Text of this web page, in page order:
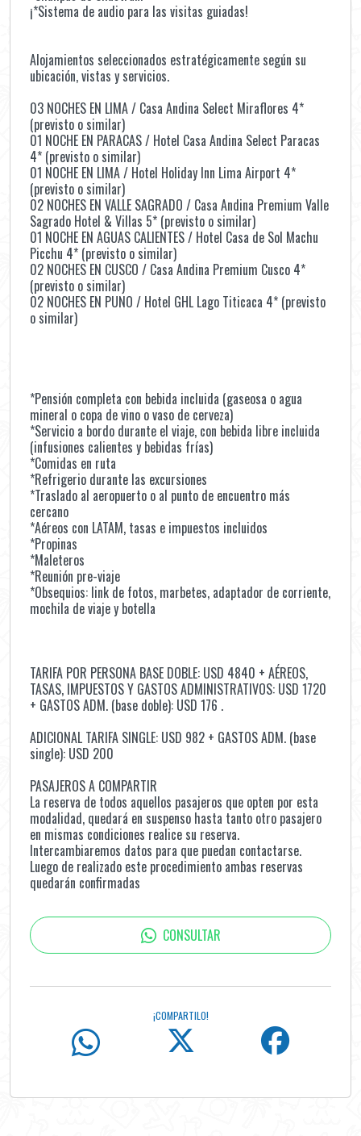
¡*Sistema de audio para las visitas guiadas!
Alojamientos seleccionados estratégicamente según su
ubicación, vistas y servicios.
03 NOCHES EN LIMA / Casa Andina Select Miraflores 4*
(previsto o similar)
01 NOCHE EN PARACAS / Hotel Casa Andina Select Paracas
4* (previsto o similar)
01 NOCHE EN LIMA / Hotel Holiday Inn Lima Airport 4*
(previsto o similar)
02 NOCHES EN VALLE SAGRADO / Casa Andina Premium Valle
Sagrado Hotel & Villas 5* (previsto o similar)
01 NOCHE EN AGUAS CALIENTES / Hotel Casa de Sol Machu
Picchu 4* (previsto o similar)
02 NOCHES EN CUSCO / Casa Andina Premium Cusco 4*
(previsto o similar)
02 NOCHES EN PUNO / Hotel GHL Lago Titicaca 4* (previsto
o similar)
*Pensión completa con bebida incluida (gaseosa o agua
mineral o copa de vino o vaso de cerveza)
*Servicio a bordo durante el viaje, con bebida libre incluida
(infusiones calientes y bebidas frías)
*Comidas en ruta
*Refrigerio durante las excursiones
*Traslado al aeropuerto o al punto de encuentro más
cercano
*Aéreos con LATAM, tasas e impuestos incluidos
*Propinas
*Maleteros
*Reunión pre-viaje
*Obsequios: link de fotos, marbetes, adaptador de corriente,
mochila de viaje y botella
TARIFA POR PERSONA BASE DOBLE: USD 4840 + AÉREOS,
TASAS, IMPUESTOS Y GASTOS ADMINISTRATIVOS: USD 1720
+ GASTOS ADM. (base doble): USD 176 .
ADICIONAL TARIFA SINGLE: USD 982 + GASTOS ADM. (base
single): USD 200
PASAJEROS A COMPARTIR
La reserva de todos aquellos pasajeros que opten por esta
modalidad, quedará en suspenso hasta tanto otro pasajero
en mismas condiciones realice su reserva.
Intercambiaremos datos para que puedan contactarse.
Luego de realizado este procedimiento ambas reservas
quedarán confirmadas
CONSULTAR
¡COMPARTILO!